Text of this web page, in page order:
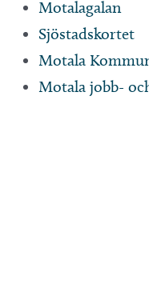
Motalagalan
Sjöstadskortet
Motala
Motala jobb-